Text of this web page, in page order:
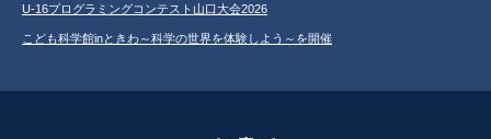
U-16プログラミングコンテスト山口大会2026
こども科学館inときわ～科学の世界を体験しよう～を開催